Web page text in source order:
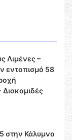
Λιμένες –
εντοπισμό 58
στην Κάλυμνο